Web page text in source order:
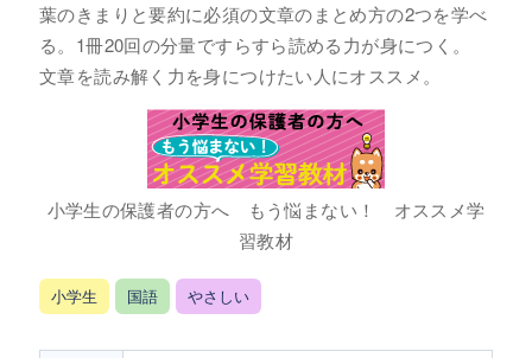
葉のきまりと要約に必須の文章のまとめ方の2つを学べ
る。1冊20回の分量ですらすら読める力が身につく。
文章を読み解く力を身につけたい人にオススメ。
小学生の保護者の方へ もう悩まない！ オススメ学
習教材
小学生 国語 やさしい